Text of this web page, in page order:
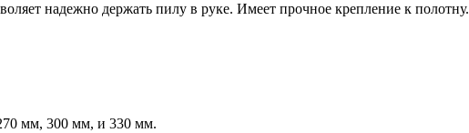
надежно держать пилу в руке. Имеет прочное крепление к полотну.
мм, 300 мм, и 330 мм.